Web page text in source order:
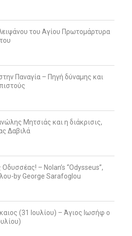
του Αγίου Πρωτομάρτυρα
Παναγία – Πηγή δύναμης και
Μητσιάς και η διάκρισις,
Δαβιλά
– Nolan’s “Odysseus”,
by George Sarafoglou
(31 Ιουλίου) – Άγιος Ιωσήφ ο